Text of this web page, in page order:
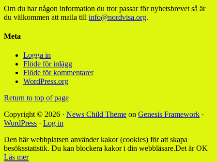
Om du har någon information du tror passar för nyhetsbrevet så är
du välkommen att maila till info@nordvisa.org.
Meta
Logga in
Flöde för inlägg
Flöde för kommentarer
WordPress.org
Return to top of page
Copyright © 2026 · News Child Theme on Genesis Framework ·
WordPress · Log in
Den här webbplatsen använder kakor (cookies) för att skapa
besöksstatistik. Du kan blockera kakor i din webbläsare.Det är OK
Läs mer